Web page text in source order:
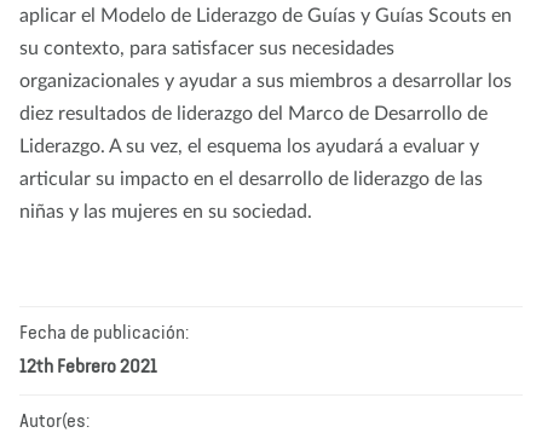
aplicar el Modelo de Liderazgo de Guías y Guías Scouts en
su contexto, para satisfacer sus necesidades
organizacionales y ayudar a sus miembros a desarrollar los
diez resultados de liderazgo del Marco de Desarrollo de
Liderazgo. A su vez, el esquema los ayudará a evaluar y
articular su impacto en el desarrollo de liderazgo de las
niñas y las mujeres en su sociedad.
Fecha de publicación:
12th Febrero 2021
Autor(es: